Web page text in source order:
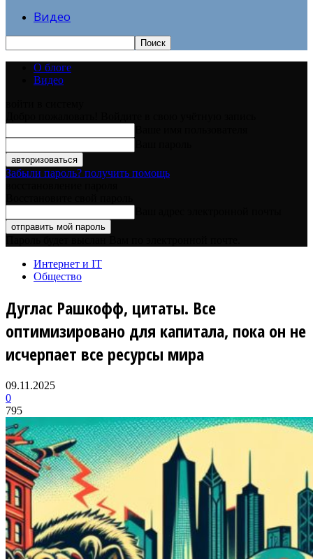
Видео
О блоге
Видео
Забыли пароль? получить помощь
Интернет и IT
Общество
Дуглас Рашкофф, цитаты. Все
оптимизировано для капитала, пока он не
исчерпает все ресурсы мира
09.11.2025
0
795